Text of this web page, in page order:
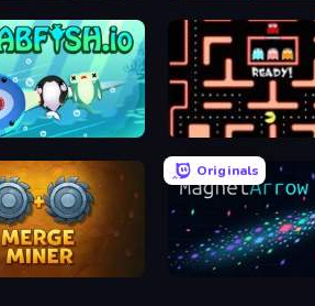
Pacman
Originals
MagnetArrow